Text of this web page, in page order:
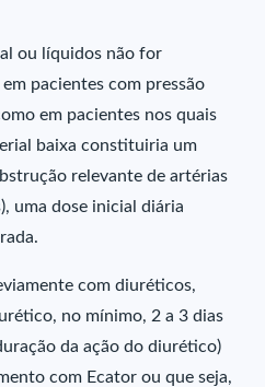
ou líquidos não for
pacientes com pressão
em pacientes nos quais
baixa constituiria um
relevante de artérias
uma dose inicial diária
com diuréticos,
no mínimo, 2 a 3 dias
da ação do diurético)
com Ecator ou que seja,